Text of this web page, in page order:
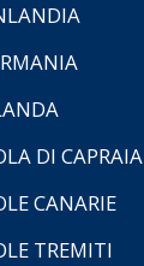
DI CAPRAIA
CANARIE
TREMITI